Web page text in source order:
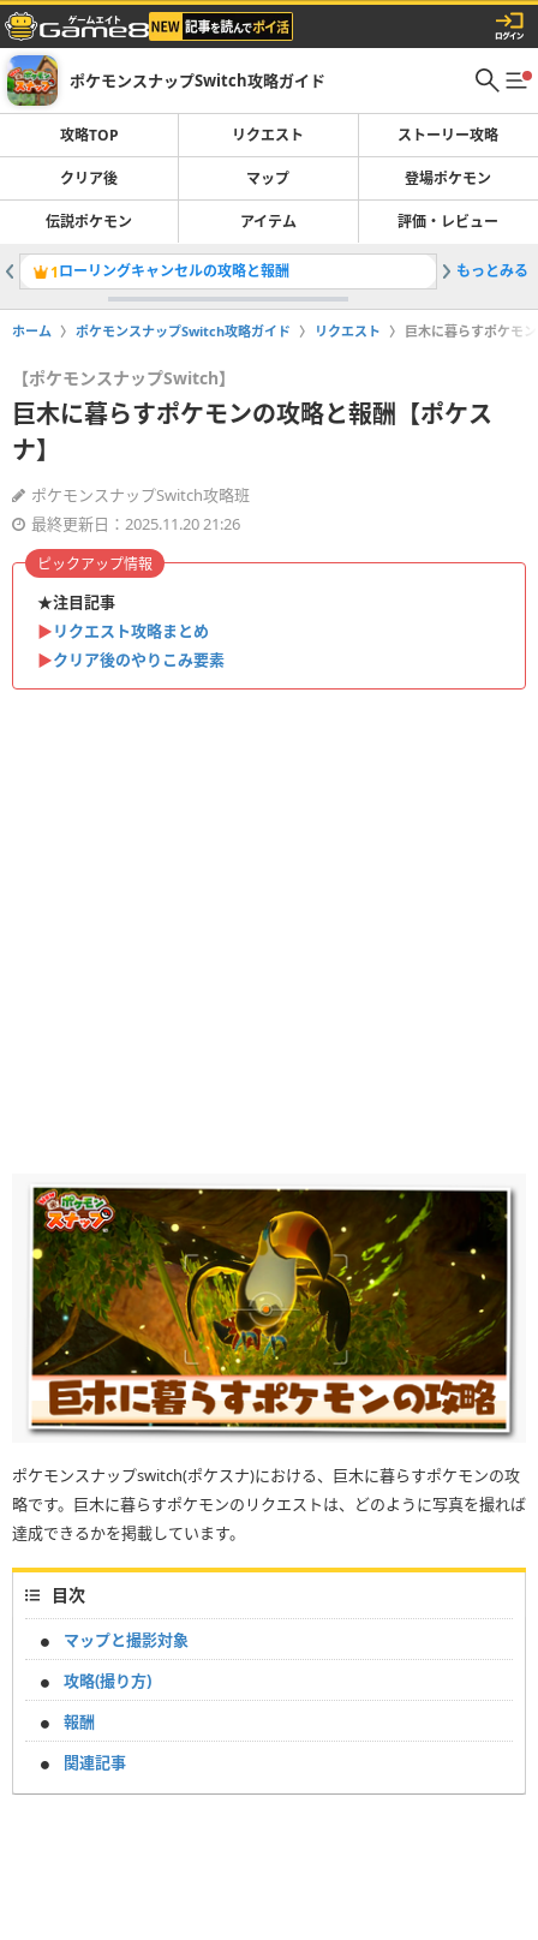
ポケモンスナップSwitch攻略ガイド
攻略TOP リクエスト ストーリー攻略
クリア後 マップ 登場ポケモン
伝説ポケモン アイテム 評価・レビュー
1ローリングキャンセルの攻略と報酬 2アマル
もっとみる
ホーム ポケモンスナップSwitch攻略ガイド リクエスト 巨木に暮らすポケモ
【ポケモンスナップSwitch】
巨木に暮らすポケモンの攻略と報酬【ポケス
ナ】
ポケモンスナップSwitch攻略班
最終更新日：2025.11.20 21:26
★注目記事
▶︎リクエスト攻略まとめ
▶︎クリア後のやりこみ要素
ピックアップ情報
ポケモンスナップswitch(ポケスナ)における、巨木に暮らすポケモンの攻
略です。巨木に暮らすポケモンのリクエストは、どのように写真を撮れば
達成できるかを掲載しています。
目次
マップと撮影対象
攻略(撮り方)
報酬
関連記事